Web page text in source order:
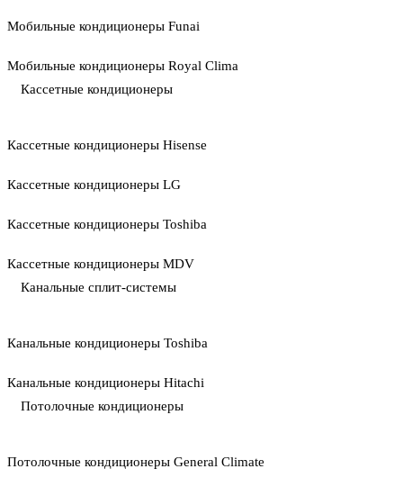
Мобильные кондиционеры Funai
Мобильные кондиционеры Royal Clima
Кассетные кондиционеры
Кассетные кондиционеры Hisense
Кассетные кондиционеры LG
Кассетные кондиционеры Toshiba
Кассетные кондиционеры MDV
Канальные сплит-системы
Канальные кондиционеры Toshiba
Канальные кондиционеры Hitachi
Потолочные кондиционеры
Потолочные кондиционеры General Climate